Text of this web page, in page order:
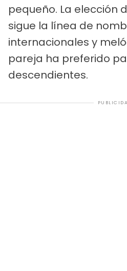
pequeño. La elección
sigue la línea de
internacionales y
pareja ha preferido
descendientes.